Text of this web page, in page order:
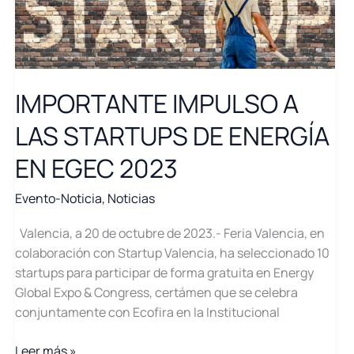
IMPORTANTE IMPULSO A
LAS STARTUPS DE ENERGÍA
EN EGEC 2023
Evento-Noticia, Noticias
Valencia, a 20 de octubre de 2023.- Feria Valencia, en
colaboración con Startup Valencia, ha seleccionado 10
startups para participar de forma gratuita en Energy
Global Expo & Congress, certámen que se celebra
conjuntamente con Ecofira en la Institucional
IMPORTANTE
Leer más »